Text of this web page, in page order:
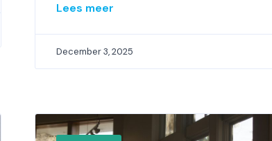
Lees meer
December 3, 2025